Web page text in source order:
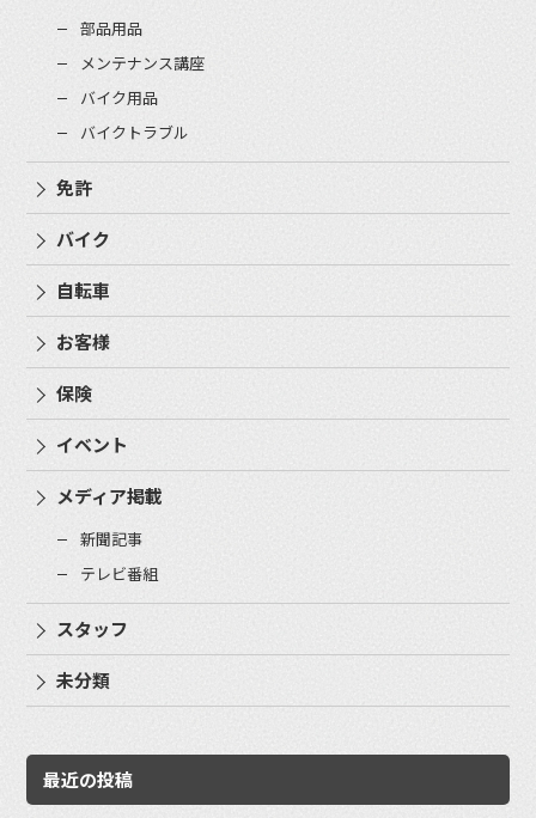
部品用品
メンテナンス講座
バイク用品
バイクトラブル
免許
バイク
自転車
お客様
保険
イベント
メディア掲載
新聞記事
テレビ番組
スタッフ
未分類
最近の投稿